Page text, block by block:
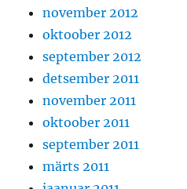
november 2012
oktoober 2012
september 2012
detsember 2011
november 2011
oktoober 2011
september 2011
märts 2011